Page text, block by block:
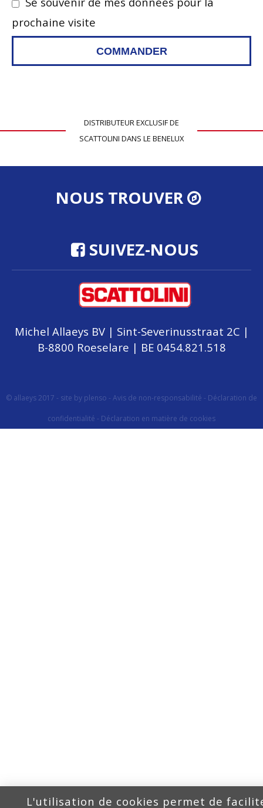
L'utilisation de cookies permet de
prochaine visite
DISTRIBUTEUR EXCLUSIF DE
SCATTOLINI DANS LE BENELUX
NOUS TROUVER
SUIVEZ-NOUS
Michel Allaeys BV | Sint-Severinusstraat 2C |
B-8800 Roeselare | BE 0454.821.518
© allaeys 2017 - site by plenso - Avis de non-responsabilité - Déclaration de
confidentialité - Déclaration en matière de cookies